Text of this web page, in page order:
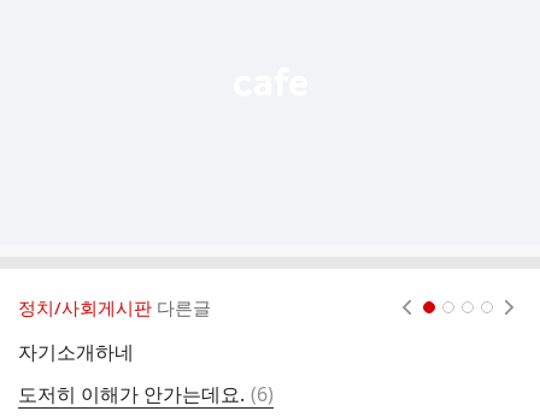
정치/사회게시판 다른글
자기소개하네
도저히 이해가 안가는데요. 댓
(6)